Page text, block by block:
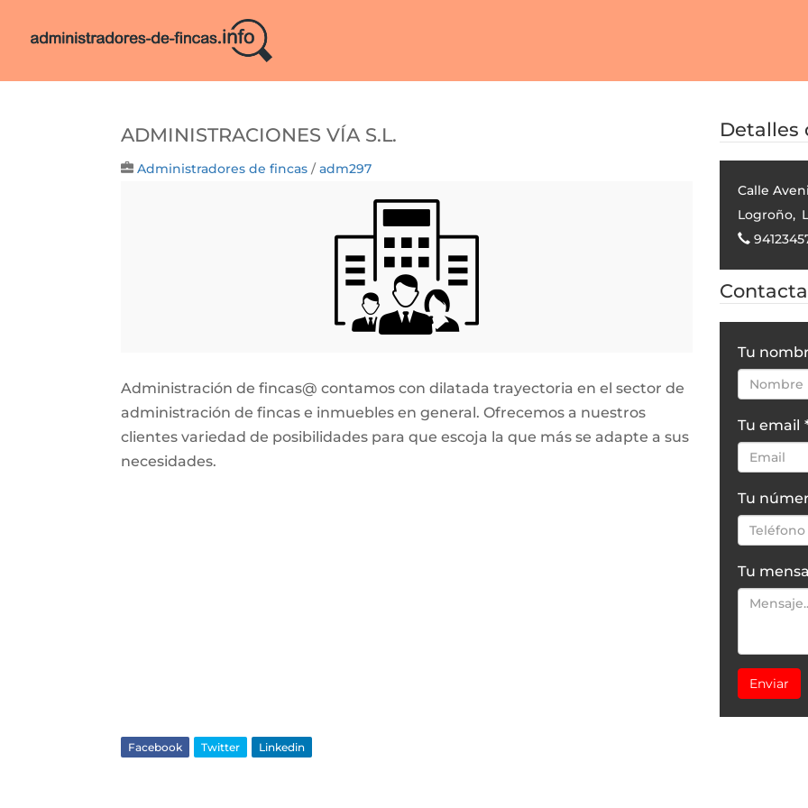
Administraciones Vía S.l.
Administradores de fincas /adm297
Administración de fincas@ contamos con dilatada trayectoria en el sector de
administración de fincas e inmuebles en general. Ofrecemos a nuestros
clientes variedad de posibilidades para que escoja la que más se adapte a sus
necesidades.
Detalles
Calle
Logroño,
Tu
Tu email
Tu
Tu
Enviar
Facebook Twitter Linkedin